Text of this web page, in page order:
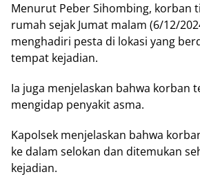
Menurut Peber Sihombing, korban
rumah sejak Jumat malam (6/12/
menghadiri pesta di lokasi yang
tempat kejadian.
Ia juga menjelaskan bahwa korban
mengidap penyakit asma.
Kapolsek menjelaskan bahwa
ke dalam selokan dan ditemukan
kejadian.